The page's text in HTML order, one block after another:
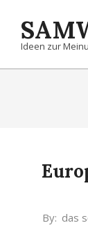
contentIdeen zur
2023-
By: das